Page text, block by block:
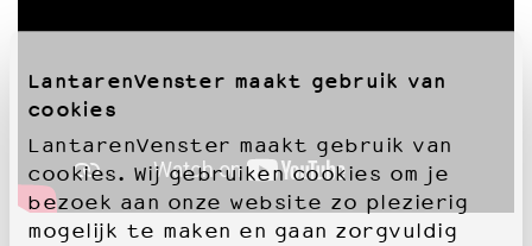
LantarenVenster maakt gebruik van
cookies
LantarenVenster maakt gebruik van
cookies. Wij gebruiken cookies om je
bezoek aan onze website zo plezierig
mogelijk te maken en gaan zorgvuldig